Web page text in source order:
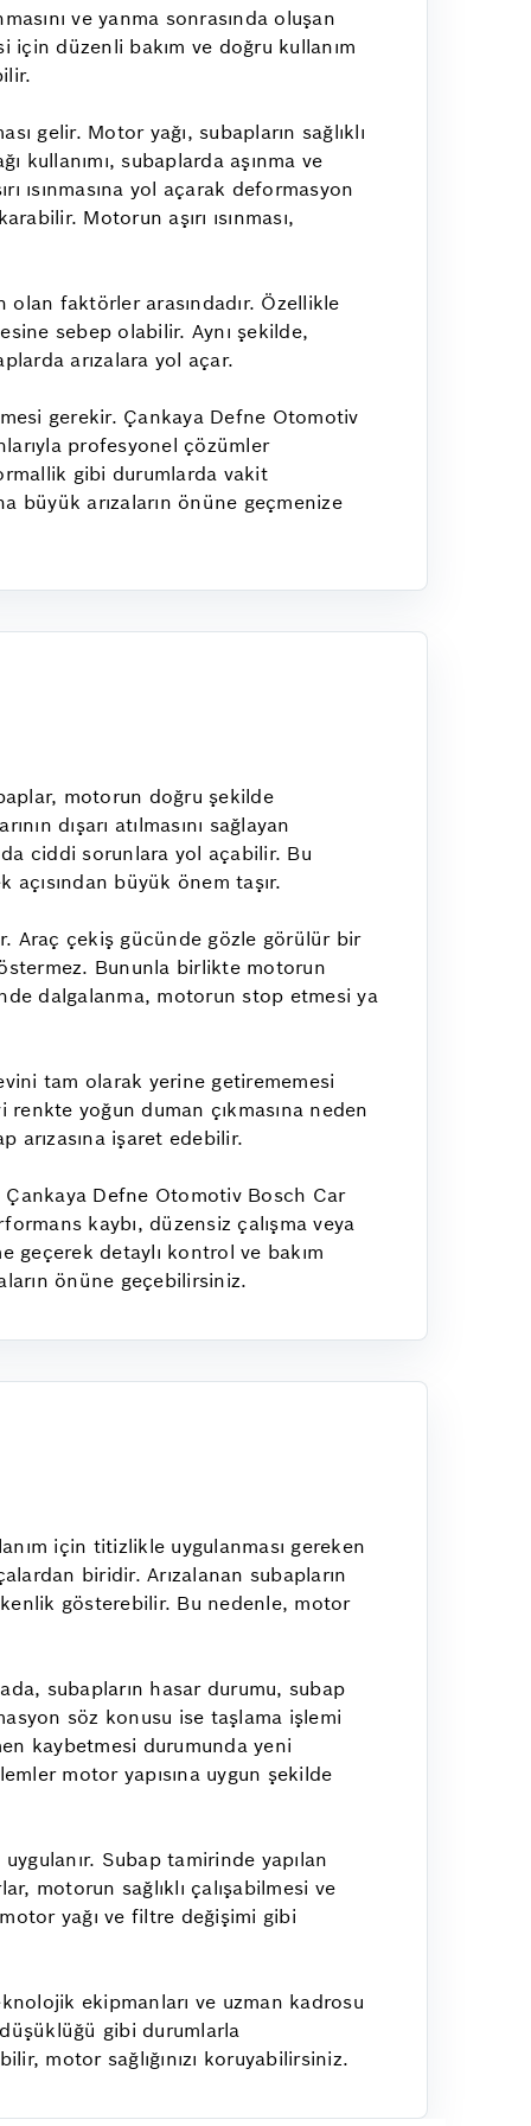
ve yanma sonrasında oluşan
için düzenli bakım ve doğru kullanım
gelir. Motor yağı, subapların sağlıklı
kullanımı, subaplarda aşınma ve
ısınmasına yol açarak deformasyon
Motorun aşırı ısınması,
olan faktörler arasındadır. Özellikle
sebep olabilir. Aynı şekilde,
arızalara yol açar.
gerekir. Çankaya Defne Otomotiv
profesyonel çözümler
gibi durumlarda vakit
büyük arızaların önüne geçmenize
motorun doğru şekilde
dışarı atılmasını sağlayan
ciddi sorunlara yol açabilir. Bu
büyük önem taşır.
Araç çekiş gücünde gözle görülür bir
Bununla birlikte motorun
dalgalanma, motorun stop etmesi ya
tam olarak yerine getirememesi
renkte yoğun duman çıkmasına neden
arızasına işaret edebilir.
Çankaya Defne Otomotiv Bosch Car
kaybı, düzensiz çalışma veya
geçerek detaylı kontrol ve bakım
önüne geçebilirsiniz.
için titizlikle uygulanması gereken
biridir. Arızalanan subapların
gösterebilir. Bu nedenle, motor
subapların hasar durumu, subap
söz konusu ise taşlama işlemi
kaybetmesi durumunda yeni
motor yapısına uygun şekilde
Subap tamirinde yapılan
motorun sağlıklı çalışabilmesi ve
yağı ve filtre değişimi gibi
ekipmanları ve uzman kadrosu
gibi durumlarla
motor sağlığınızı koruyabilirsiniz.